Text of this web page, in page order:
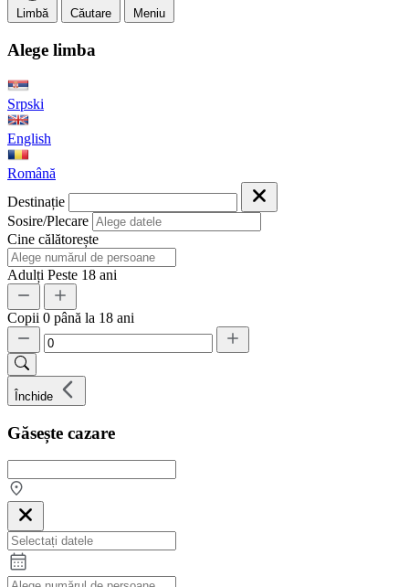
Limbă Căutare Meniu
Alege limba
Srpski
English
Română
Destinație
Sosire/Plecare
Cine călătorește
Adulți Peste 18 ani
Copii 0 până la 18 ani
Închide
Găsește cazare